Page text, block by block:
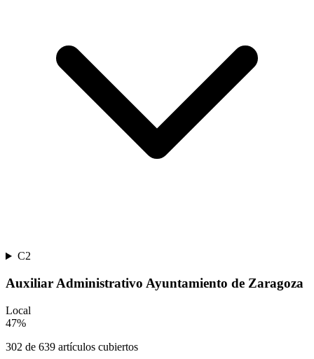
C2
Auxiliar Administrativo Ayuntamiento de Zaragoza
Local
47%
302 de 639 artículos cubiertos